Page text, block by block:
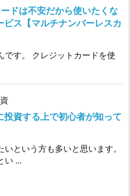
ドは不安だから使いたくな
ビス【マルチナンバーレスカ
です。 クレジットカードを使
投資する上で初心者が知って
という方も多いと思います。
い ...